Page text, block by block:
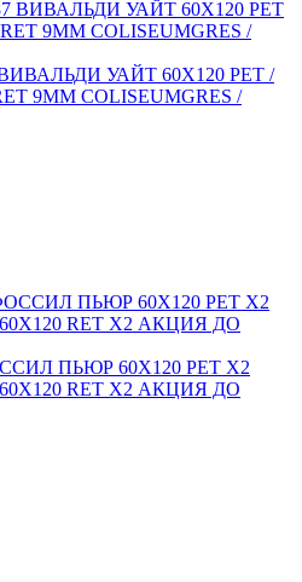
ВИВАЛЬДИ УАЙТ 60X120 РЕТ /
9MM COLISEUMGRES /
ПЬЮР 60X120 РЕТ Х2
60X120 RET X2 АКЦИЯ ДО